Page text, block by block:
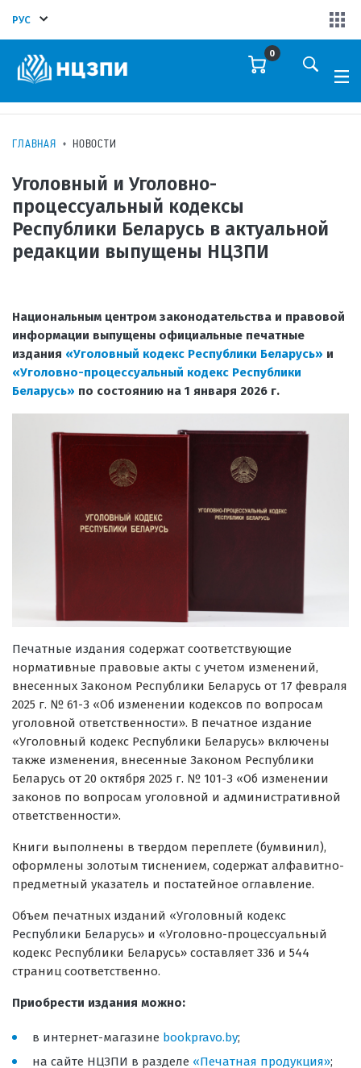
РУС
0
ГЛАВНАЯ НОВОСТИ
Уголовный и Уголовно-
процессуальный кодексы
Республики Беларусь в актуальной
редакции выпущены НЦЗПИ
Национальным центром законодательства и правовой
информации выпущены официальные печатные
издания «Уголовный кодекс Республики Беларусь» и
«Уголовно-процессуальный кодекс Республики
Беларусь» по состоянию на 1 января 2026 г.
Печатные издания содержат соответствующие
нормативные правовые акты с учетом изменений,
внесенных Законом Республики Беларусь от 17 февраля
2025 г. № 61-З «Об изменении кодексов по вопросам
уголовной ответственности». В печатное издание
«Уголовный кодекс Республики Беларусь» включены
также изменения, внесенные Законом Республики
Беларусь от 20 октября 2025 г. № 101-З «Об изменении
законов по вопросам уголовной и административной
ответственности».
Книги выполнены в твердом переплете (бумвинил),
оформлены золотым тиснением, содержат алфавитно-
предметный указатель и постатейное оглавление.
Объем печатных изданий «Уголовный кодекс
Республики Беларусь» и «Уголовно-процессуальный
кодекс Республики Беларусь» составляет 336 и 544
страниц соответственно.
Приобрести издания можно:
в интернет-магазине bookpravo.by;
на сайте НЦЗПИ в разделе «Печатная продукция»;